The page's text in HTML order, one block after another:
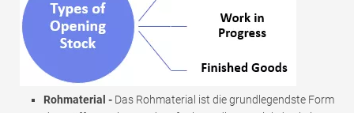
Rohmaterial - Das Rohmaterial ist die grundlegendste Form